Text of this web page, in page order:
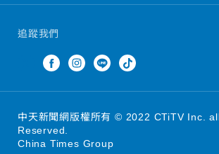
追蹤我們
中天新聞網版權所有 © 2022 CTiTV Inc.
Reserved.
China Times Group